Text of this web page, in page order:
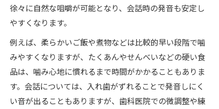
徐々に自然な咀嚼が可能となり、会話時の発音も安定し
やすくなります。
例えば、柔らかいご飯や煮物などは比較的早い段階で噛
みやすくなりますが、たくあんやせんべいなどの硬い食
品は、噛み心地に慣れるまで時間がかかることもありま
す。会話については、入れ歯がずれることで発音しにく
い音が出ることもありますが、歯科医院での微調整や練